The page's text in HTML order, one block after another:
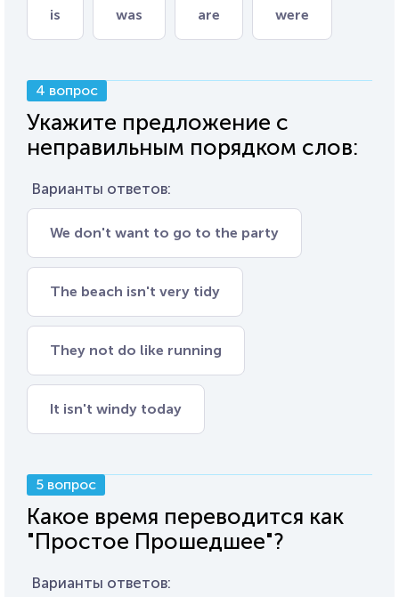
is was are were
4 вопрос
Укажите предложение с
неправильным порядком слов:
Варианты ответов:
We don't want to go to the party
The beach isn't very tidy
They not do like running
It isn't windy today
5 вопрос
Какое время переводится как
"Простое Прошедшее"?
Варианты ответов: